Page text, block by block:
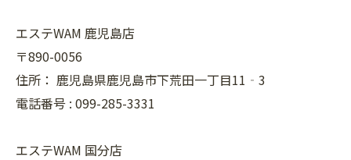
エステWAM 鹿児島店
〒890-0056
住所： 鹿児島県鹿児島市下荒田一丁目11‐3
電話番号 : 099-285-3331
エステWAM 国分店